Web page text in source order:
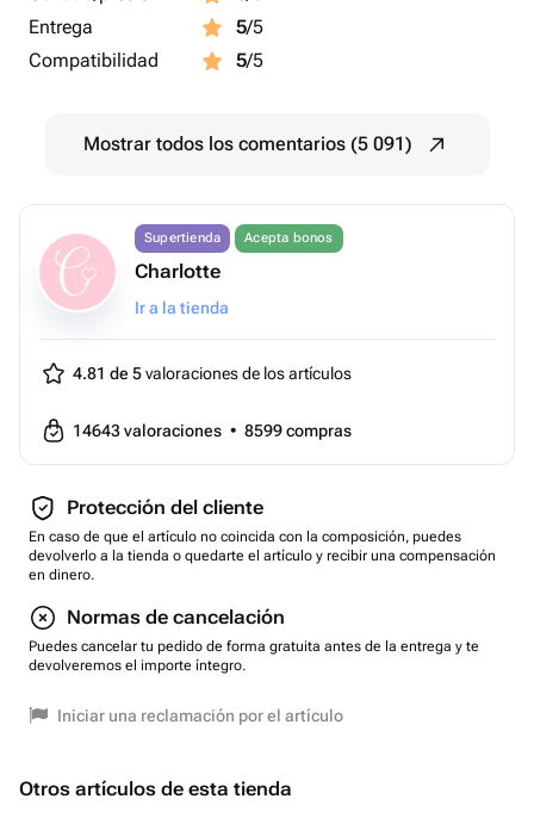
Entrega
5/5
Compatibilidad
5/5
Mostrar todos los comentarios (5 091)
Supertienda Acepta bonos
Charlotte
Ir a la tienda
4.81 de 5valoraciones de los artículos
14643valoraciones • 8599compras
Protección del cliente
En caso de que el artículo no coincida con la composición, puedes
devolverlo a la tienda o quedarte el artículo y recibir una compensación
en dinero.
Normas de cancelación
Puedes cancelar tu pedido de forma gratuita antes de la entrega y te
devolveremos el importe íntegro.
Iniciar una reclamación por el artículo
Otros artículos de esta tienda